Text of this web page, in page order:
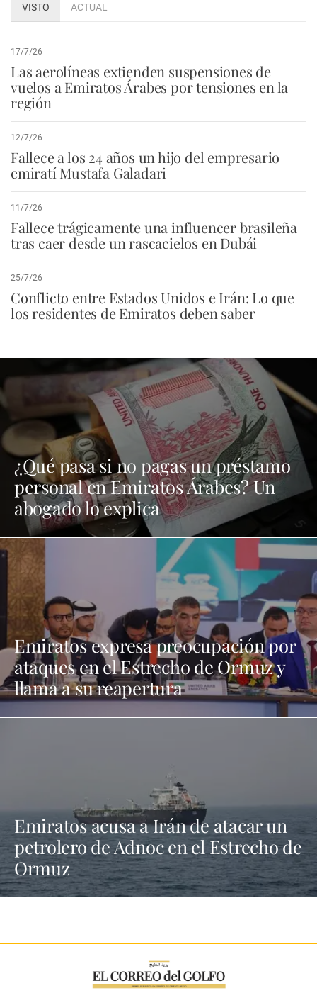
VISTO ACTUAL
17/7/26
Las aerolíneas extienden suspensiones de
vuelos a Emiratos Árabes por tensiones en la
región
12/7/26
Fallece a los 24 años un hijo del empresario
emiratí Mustafa Galadari
11/7/26
Fallece trágicamente una influencer brasileña
tras caer desde un rascacielos en Dubái
25/7/26
Conflicto entre Estados Unidos e Irán: Lo que
los residentes de Emiratos deben saber
¿Qué pasa si no pagas un préstamo
personal en Emiratos Árabes? Un
abogado lo explica
Emiratos expresa preocupación por
ataques en el Estrecho de Ormuz y
llama a su reapertura
Emiratos acusa a Irán de atacar un
petrolero de Adnoc en el Estrecho de
Ormuz